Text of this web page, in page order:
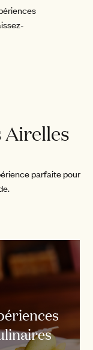
parfaite pour